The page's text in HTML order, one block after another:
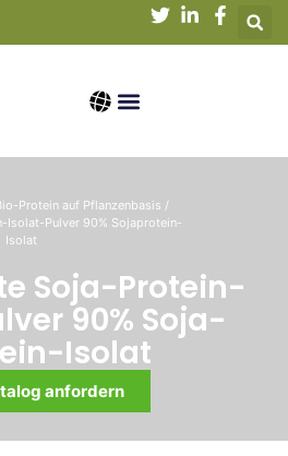
Protein auf Pflanzenbasis /
Isolat-Pulver 90% Sojaprotein-
Isolat
Soja-Protein-
90% Soja-
Isolat
anfordern